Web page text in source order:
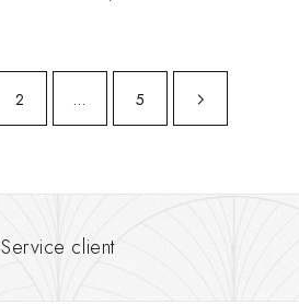
2 … 5
Service client